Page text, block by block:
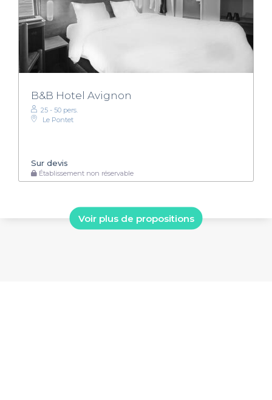
B&B Hotel Avignon
25 - 50 pers.
Le Pontet
Sur devis
Établissement non réservable
Voir plus de propositions